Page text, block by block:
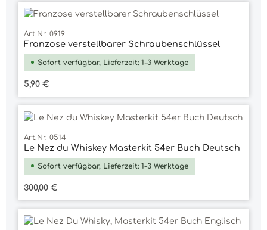
Art.Nr. 0919
Franzose verstellbarer Schraubenschlüssel
Sofort verfügbar, Lieferzeit: 1-3 Werktage
Regulärer Preis:
5,90 €
Art.Nr. 0514
Le Nez du Whiskey Masterkit 54er Buch Deutsch
Sofort verfügbar, Lieferzeit: 1-3 Werktage
Regulärer Preis:
300,00 €